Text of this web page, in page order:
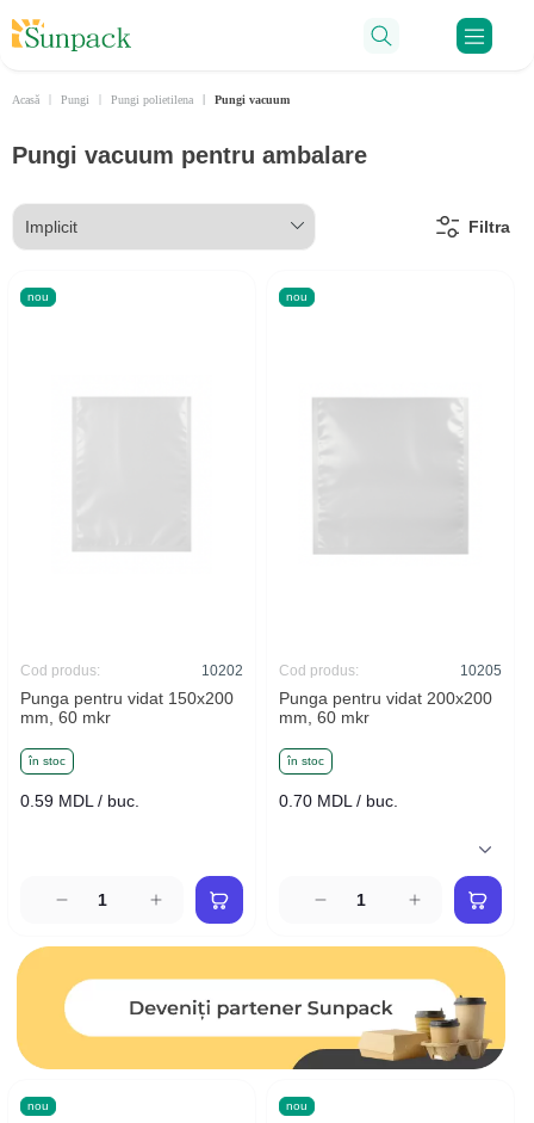
Acasă Pungi Pungi polietilena Pungi vacuum
Pungi vacuum pentru ambalare
Filtra
nou
în stoc
Punga pentru vidat 150x200
mm, 60 mkr
Cod produs: 10202
0.59 MDL / buc.
nou
în stoc
Punga pentru vidat 200x200
mm, 60 mkr
Cod produs: 10205
0.70 MDL / buc.
nou nou